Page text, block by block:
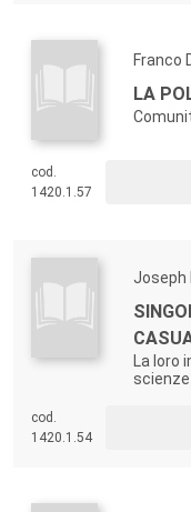
Franco
LA
cod.
1420.1.57
Joseph
La loro
cod.
1420.1.54